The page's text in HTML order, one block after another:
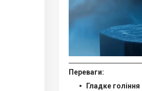
Переваги:
Гладке